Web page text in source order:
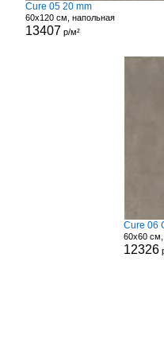
Cure 05 20 mm
60x120 см, напольная
13407 р/м²
Cure 06
60x60
12326